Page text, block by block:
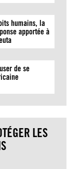
humains, la
apportée à
de se
LES